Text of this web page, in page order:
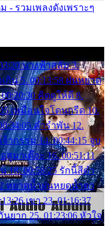
รวมเพลงดังเพราะๆ
นางฟ้าสลัม 3.
กิน 5. 00:13:58 ฝนหยาด
คิดดูให้ดี 8.
เหมือนใจโดนกรีด 10.
คำรำพัน 12.
จ้ากรรม 14. 00:44:15 จูบ
สูมาเต๊อะ 16. 00:51:11
18. 00:58:25 รักนี้สีดำ
หยาดน้ำฝนหยดน้ำตา
เขา 23. 01:16:37
ยาก 25. 01:23:06 หัวใจ